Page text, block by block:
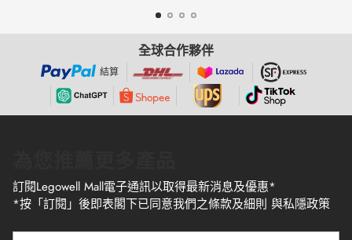
全球合作夥伴
結算
訂閱Legowell Mall電子通訊以取得最新消息及優惠*
*按「訂閱」後即表閣下已同意我們之條款及細則 與私隱政策